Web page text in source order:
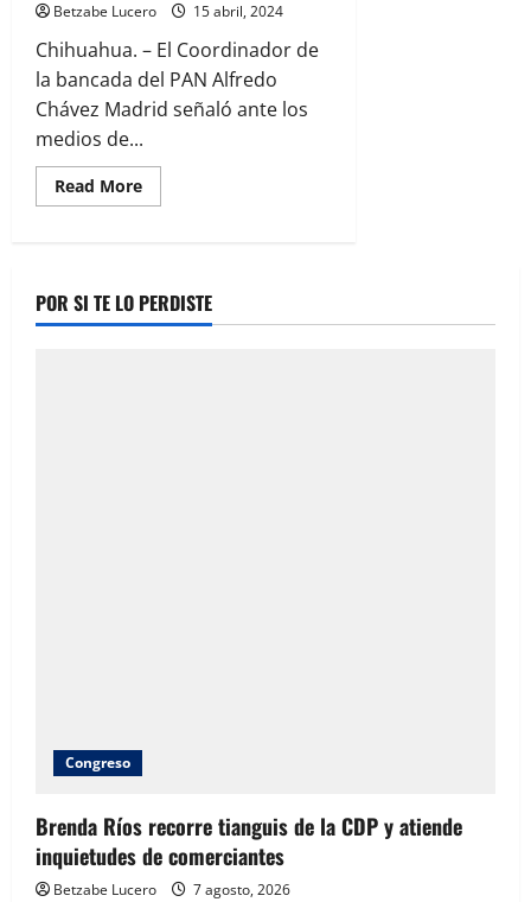
Betzabe Lucero 15 abril, 2024
Chihuahua. – El Coordinador de
la bancada del PAN Alfredo
Chávez Madrid señaló ante los
medios de...
Read MoreRead
more
adquirir
subsidio
POR SI TE LO PERDISTE
Congreso
Brenda Ríos recorre tianguis de la CDP y atiende
inquietudes de comerciantes
Betzabe Lucero 7 agosto, 2026